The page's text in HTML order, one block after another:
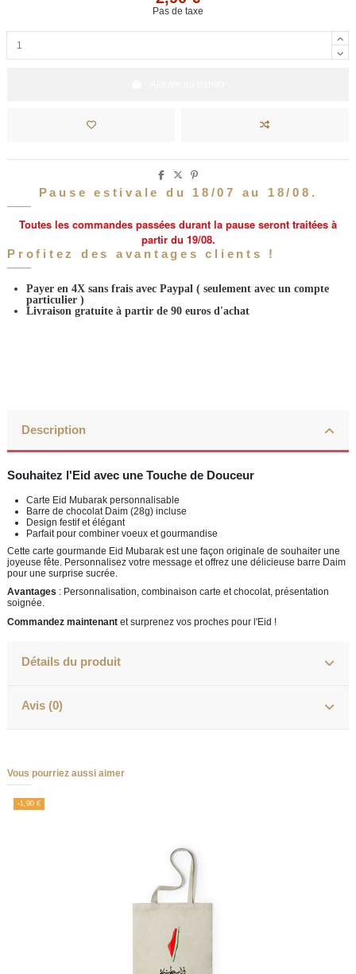
Pas de taxe
Pause estivale du 18/07 au 18/08.
Toutes les commandes passées durant la pause seront traitées à
partir du 19/08.
Profitez des avantages clients !
Payer en 4X sans frais avec Paypal ( seulement avec un compte
particulier )
Livraison gratuite à partir de 90 euros d'achat
Description
Souhaitez l'Eid avec une Touche de Douceur
Carte Eid Mubarak personnalisable
Barre de chocolat Daim (28g) incluse
Design festif et élégant
Parfait pour combiner voeux et gourmandise
Cette carte gourmande Eid Mubarak est une façon originale de souhaiter une
joyeuse fête. Personnalisez votre message et offrez une délicieuse barre Daim
pour une surprise sucrée.
Avantages : Personnalisation, combinaison carte et chocolat, présentation
soignée.
Commandez maintenant et surprenez vos proches pour l'Eid !
Détails du produit
Avis (0)
Vous pourriez aussi aimer
-1,90 €